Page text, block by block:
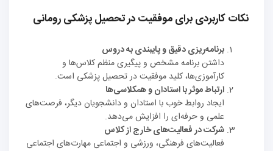
نکات کاربردی برای موفقیت در تحصیل پزشکی رومانی
برنامه‌ریزی دقیق و پایبندی به دروس
داشتن برنامه مشخص و پیگیری منظم کلاس‌ها و
کارآموزی‌ها، کلید موفقیت در تحصیل پزشکی است.
ارتباط موثر با استادان و همکلاسی‌ها
ایجاد روابط خوب با استادان و دانشجویان دیگر، فرصت‌های
علمی و حرفه‌ای را افزایش می‌دهد.
شرکت در فعالیت‌های خارج از کلاس
فعالیت‌های فرهنگی، ورزشی و اجتماعی مهارت‌های اجتماعی